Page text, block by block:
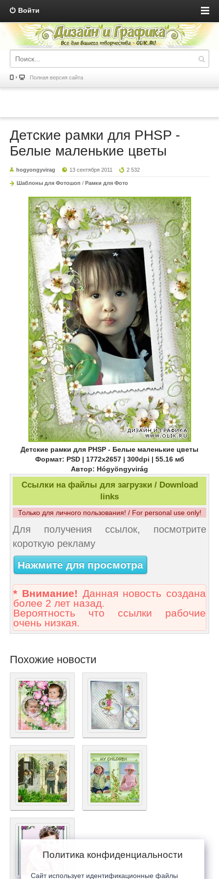
Войти
Полная версия сайта
Детские рамки для PHSP -
Белые маленькие цветы
hogyongyvirag 13 сентября 2011 2 532
Шаблоны для Фотошоп / Рамки для Фото
Детские рамки для PHSP - Белые маленькие цветы
Формат: PSD | 1772x2657 | 300dpi | 55.16 мб
Автор: Hógyöngyvirág
Ссылки на файлы для загрузки / Download
links
Только для личного пользования! / For personal use only!
Для получения ссылок, посмотрите
короткую рекламу
Нажмите для просмотра
* Внимание! Данная новость создана
более 2 лет назад.
Вероятность что ссылки рабочие
очень низкая.
Похожие новости
Политика конфиденциальности
Сайт использует идентификационные файлы